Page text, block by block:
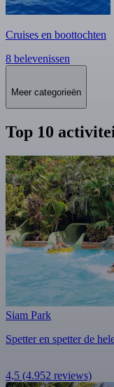
Cruises en boottochten
8 belevenissen
Meer categorieën
Top 10
Siam Park
Spetter en spetter de
4,5 (4.952 reviews)